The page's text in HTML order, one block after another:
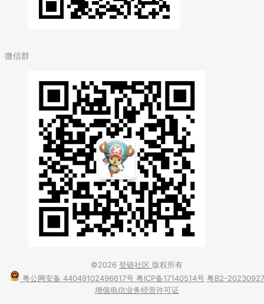
微信群
©2026 登链社区 版权所有
粤公网安备 44049102496617号 粤ICP备17140514号 粤B2-20230927
增值电信业务经营许可证